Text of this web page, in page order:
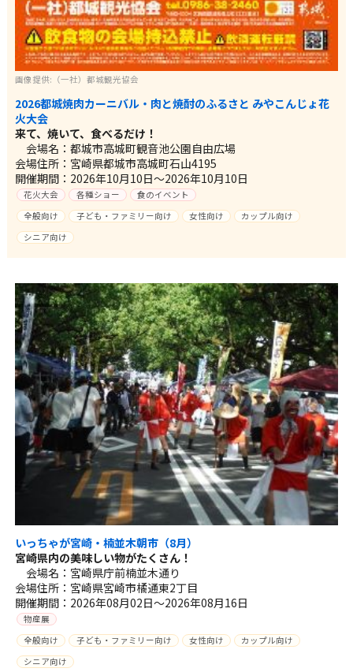
画像提供:（一社）都城観光協会
2026都城焼肉カーニバル・肉と焼酎のふるさと みやこんじょ花
火大会
来て、焼いて、食べるだけ！
会場名：都城市高城町観音池公園自由広場
会場住所：宮崎県都城市高城町石山4195
開催期間：2026年10月10日～2026年10月10日
花火大会 各種ショー
食のイベント
全般向け
子ども・ファミリー向け 女性向け
カップル向け
シニア向け
いっちゃが宮崎・楠並木朝市（8月）
宮崎県内の美味しい物がたくさん！
会場名：宮崎県庁前楠並木通り
会場住所：宮崎県宮崎市橘通東2丁目
開催期間：2026年08月02日～2026年08月16日
物産展
全般向け
子ども・ファミリー向け 女性向け
カップル向け
シニア向け